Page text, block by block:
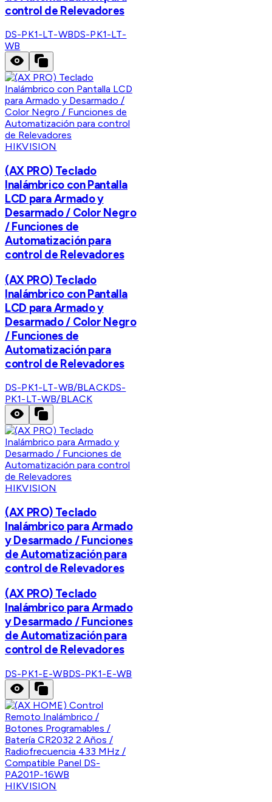
control de Relevadores
DS-PK1-LT-WBDS-PK1-LT-
WB
HIKVISION
(AX PRO) Teclado
Inalámbrico con Pantalla
LCD para Armado y
Desarmado / Color Negro
/ Funciones de
Automatización para
control de Relevadores
(AX PRO) Teclado
Inalámbrico con Pantalla
LCD para Armado y
Desarmado / Color Negro
/ Funciones de
Automatización para
control de Relevadores
DS-PK1-LT-WB/BLACKDS-
PK1-LT-WB/BLACK
HIKVISION
(AX PRO) Teclado
Inalámbrico para Armado
y Desarmado / Funciones
de Automatización para
control de Relevadores
(AX PRO) Teclado
Inalámbrico para Armado
y Desarmado / Funciones
de Automatización para
control de Relevadores
DS-PK1-E-WBDS-PK1-E-WB
HIKVISION